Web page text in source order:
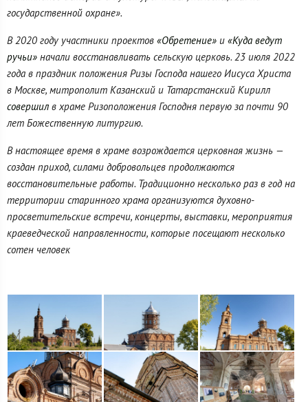
государственной охране».
В 2020 году участники проектов «Обретение» и «Куда ведут
ручьи» начали восстанавливать сельскую церковь. 23 июля 2022
года в праздник положения Ризы Господа нашего Иисуса Христа
в Москве, митрополит Казанский и Татарстанский Кирилл
совершил в храме Ризоположения Господня первую за почти 90
лет Божественную литургию.
В настоящее время в храме возрождается церковная жизнь —
создан приход, силами добровольцев продолжаются
восстановительные работы. Традиционно несколько раз в год на
территории старинного храма организуются духовно-
просветительские встречи, концерты, выставки, мероприятия
краеведческой направленности, которые посещают несколько
сотен человек